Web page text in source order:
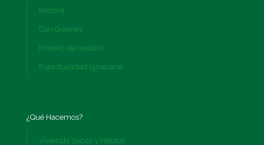
Historia
Con Quienes
Modelo de Gestión
Espiritualidad Ignaciana
¿Qué Hacemos?
Vivienda Social y Hábitat